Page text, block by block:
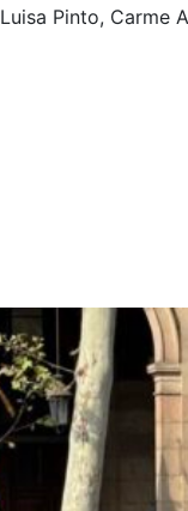
Luisa Pinto, Carme